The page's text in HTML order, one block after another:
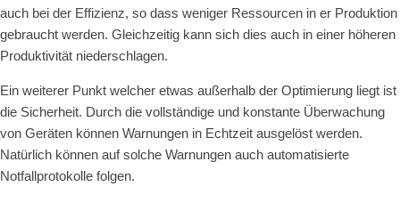
auch bei der Effizienz, so dass weniger Ressourcen in er Produktion
gebraucht werden. Gleichzeitig kann sich dies auch in einer höheren
Produktivität niederschlagen.
Ein weiterer Punkt welcher etwas außerhalb der Optimierung liegt ist
die Sicherheit. Durch die vollständige und konstante Überwachung
von Geräten können Warnungen in Echtzeit ausgelöst werden.
Natürlich können auf solche Warnungen auch automatisierte
Notfallprotokolle folgen.